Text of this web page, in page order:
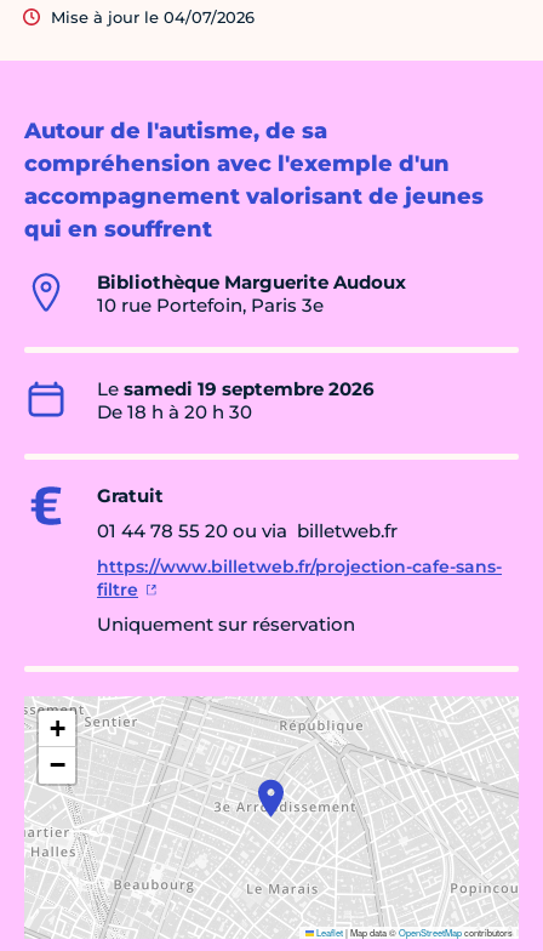
Autour de l'autisme, de sa
compréhension avec l'exemple d'un
accompagnement valorisant de jeunes
qui en souffrent
Bibliothèque Marguerite Audoux
10 rue Portefoin, Paris 3e
Le samedi 19 septembre 2026
De 18 h à 20 h 30
Gratuit
01 44 78 55 20 ou via billetweb.fr
https://www.billetweb.fr/projection-cafe-sans-
filtre
Uniquement sur réservation
+
−
Leaflet|Map data ©OpenStreetMapcontributors
Mise à jour le 04/07/2026